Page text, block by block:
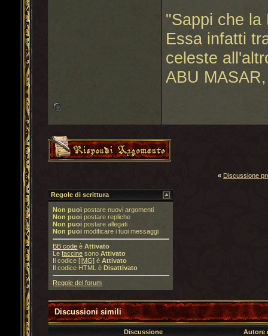
"Sappi che la
Essa infatti
celeste
ABU
« Discussione
Regole di scrittura
Non puoi postare nuovi argomenti
Non puoi postare repliche
Non puoi postare allegati
Non puoi modificare i tuoi messaggi
BB code èAttivato
Lefaccine sonoAttivato
Il codice[IMG] èAttivato
Il codice HTML èDisattivato
Regole del forum
Discussioni simili
Discussione
Autore